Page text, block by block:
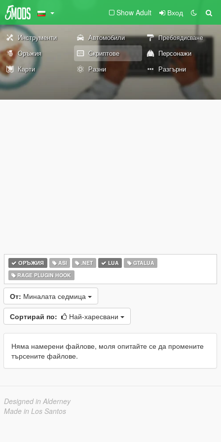
Show Adult Вход
Инструменти Автомобили Пребоядисване
Оръжия Скриптове
Персонажи
Карти
Разни Разгърни
ОРЪЖИЯ ASI .NET LUA
GTALUA
RAGE PLUGIN HOOK
От: Миналата седмица
Сортирай по: Най-харесвани
Няма намерени файлове, моля опитайте се да промените
търсените файлове.
Designed in Alderney
Made in Los Santos